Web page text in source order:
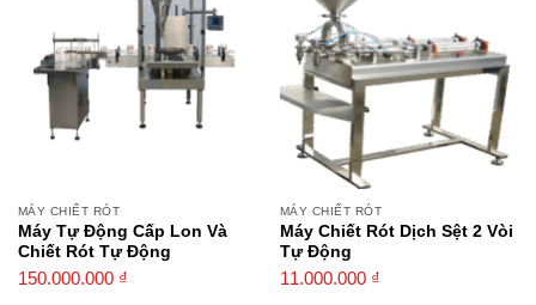
MÁY CHIẾT RÓT
Máy Tự Động Cấp Lon Và
Chiết Rót Tự Động
150.000.000 ₫
MÁY CHIẾT RÓT
Máy Chiết Rót Dịch Sệt 2 Vòi
Tự Động
11.000.000 ₫